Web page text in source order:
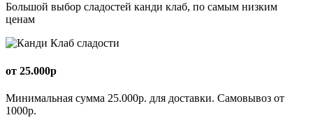
Большой выбор сладостей канди клаб, по самым низким
ценам
от 25.000р
Минимальная сумма 25.000р. для доставки. Самовывоз от
1000р.